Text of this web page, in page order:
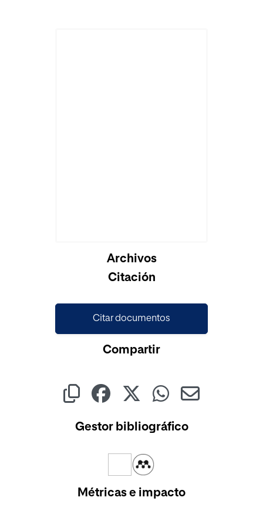
Archivos
Citación
Citar documentos
Compartir
Gestor bibliográfico
Métricas e impacto